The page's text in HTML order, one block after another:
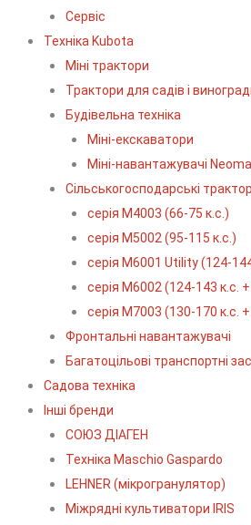
Сервіс
Технiка Kubota
Міні трактори
Трактори для садів і
Будівельна техніка
Міні-екскаватори
Міні-навантажувачі
Сільськогосподарські
серія М4003 (66-75 к.с.)
серія М5002 (95-115 к.с.)
серія M6001 Utility (124-
серія М6002 (124-143 к.с.
серія М7003 (130-170 к.с.
Фронтальні навантажувачі
Багатоцільові транспортні
Садова техніка
Інші бренди
СОЮЗ ДІАГЕН
Техніка Maschio Gaspardo
LEHNER (мікрогранулятор)
Міжрядні культиватори IRIS